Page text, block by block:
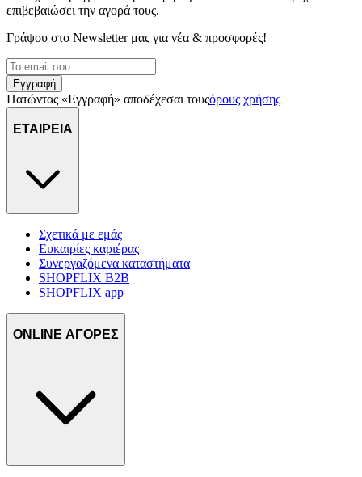
διαφημίσεις και περιεχόμενο, την καλύτερη εικόνα του κοινού
μας και την ανάπτυξη προϊόντων. Επίσης, κοινοποιούμε
πληροφορίες σχετικά με την από μέρους σας χρήση της
τοποθεσίας μας στους συνεργάτες μέσων κοινωνικής
δικτύωσης, διαφημίσεων και ανάλυσης.
επιβεβαιώσει την αγορά τους.
Γράψου στο Νewsletter μας για νέα & προσφορές!
Εγγραφή
Πατώντας «Εγγραφή» αποδέχεσαι τουςόρους χρήσης
ΕΤΑΙΡΕΙΑ
Σχετικά με εμάς
Ευκαιρίες καριέρας
Συνεργαζόμενα καταστήματα
SHOPFLIX B2B
SHOPFLIX app
ONLINE ΑΓΟΡΕΣ